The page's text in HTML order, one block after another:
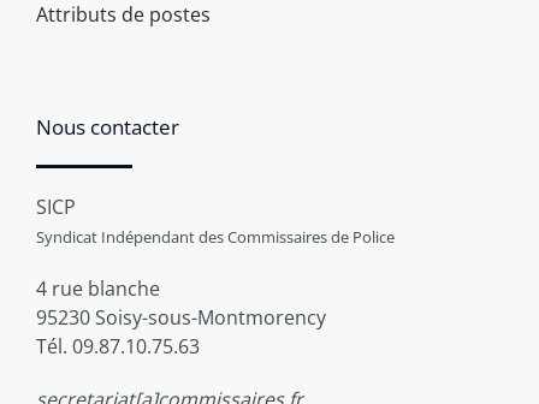
Attributs de postes
Nous contacter
SICP
Syndicat Indépendant des Commissaires de Police
4 rue blanche
95230 Soisy-sous-Montmorency
Tél. 09.87.10.75.63